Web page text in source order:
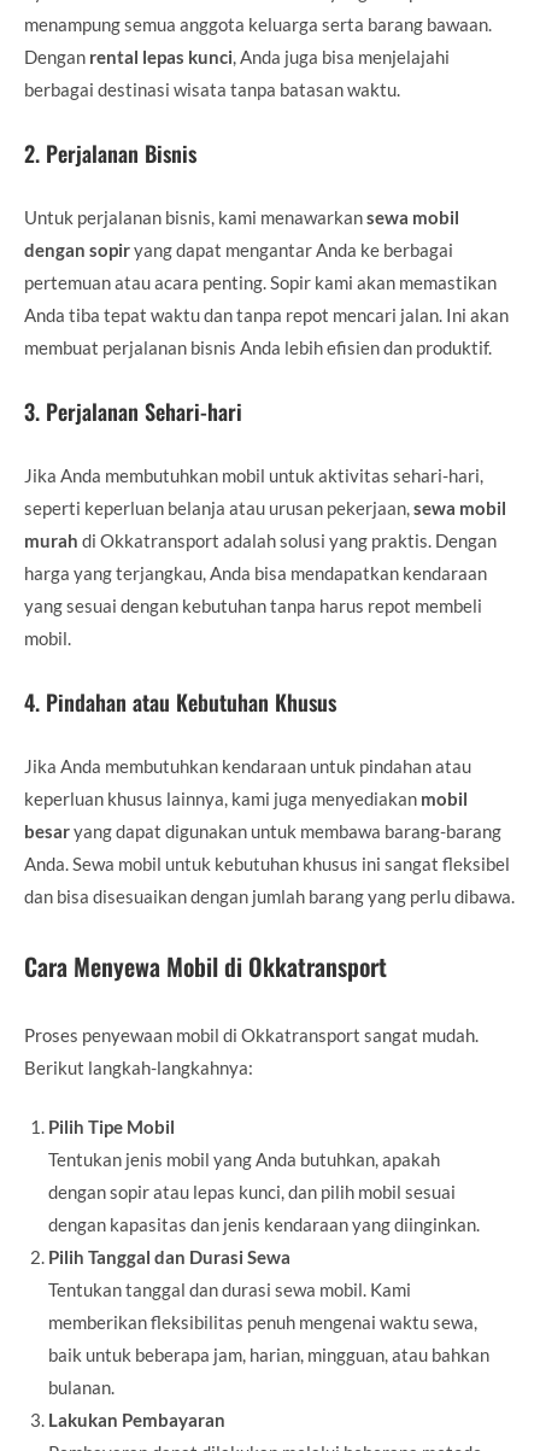
menampung semua anggota keluarga serta barang bawaan.
Dengan rental lepas kunci , Anda juga bisa menjelajahi
berbagai destinasi wisata tanpa batasan waktu.
2. Perjalanan Bisnis
Untuk perjalanan bisnis, kami menawarkansewa mobil
dengan sopiryang dapat mengantar Anda ke berbagai
pertemuan atau acara penting. Sopir kami akan memastikan
Anda tiba tepat waktu dan tanpa repot mencari jalan. Ini akan
membuat perjalanan bisnis Anda lebih efisien dan produktif.
3. Perjalanan Sehari-hari
Jika Anda membutuhkan mobil untuk aktivitas sehari-hari,
seperti keperluan belanja atau urusan pekerjaan, sewa mobil
murah di Okkatransport adalah solusi yang praktis. Dengan
harga yang terjangkau, Anda bisa mendapatkan kendaraan
yang sesuai dengan kebutuhan tanpa harus repot membeli
mobil.
4. Pindahan atau Kebutuhan Khusus
Jika Anda membutuhkan kendaraan untuk pindahan atau
keperluan khusus lainnya, kami juga menyediakan mobil
besaryang dapat digunakan untuk membawa barang-barang
Anda. Sewa mobil untuk kebutuhan khusus ini sangat fleksibel
dan bisa disesuaikan dengan jumlah barang yang perlu dibawa.
Cara Menyewa Mobil di Okkatransport
Proses penyewaan mobil di Okkatransport sangat mudah.
Berikut langkah-langkahnya:
Pilih Tipe Mobil
Tentukan jenis mobil yang Anda butuhkan, apakah
dengan sopir atau lepas kunci, dan pilih mobil sesuai
dengan kapasitas dan jenis kendaraan yang diinginkan.
Pilih Tanggal dan Durasi Sewa
Tentukan tanggal dan durasi sewa mobil. Kami
memberikan fleksibilitas penuh mengenai waktu sewa,
baik untuk beberapa jam, harian, mingguan, atau bahkan
bulanan.
Lakukan Pembayaran